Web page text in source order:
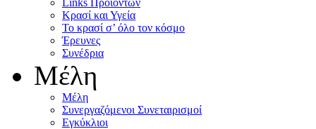
Links Προιόντων
Κρασί και Υγεία
To κρασί σ’ όλο τον κόσμο
Έρευνες
Συνέδρια
Μέλη
Mέλη
Συνεργαζόμενοι Συνεταιρισμοί
Εγκύκλιοι